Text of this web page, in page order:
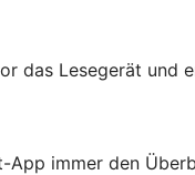
das Lesegerät und
App immer den